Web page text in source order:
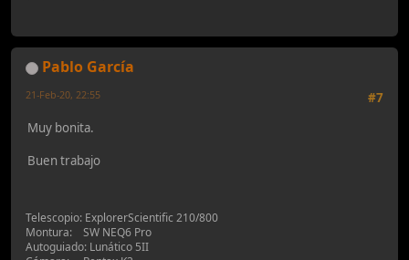
Pablo García
#7
21-Feb-20, 22:55
Muy bonita.
Buen trabajo
Telescopio: ExplorerScientific 210/800
Montura: SW NEQ6 Pro
Autoguiado: Lunático 5II